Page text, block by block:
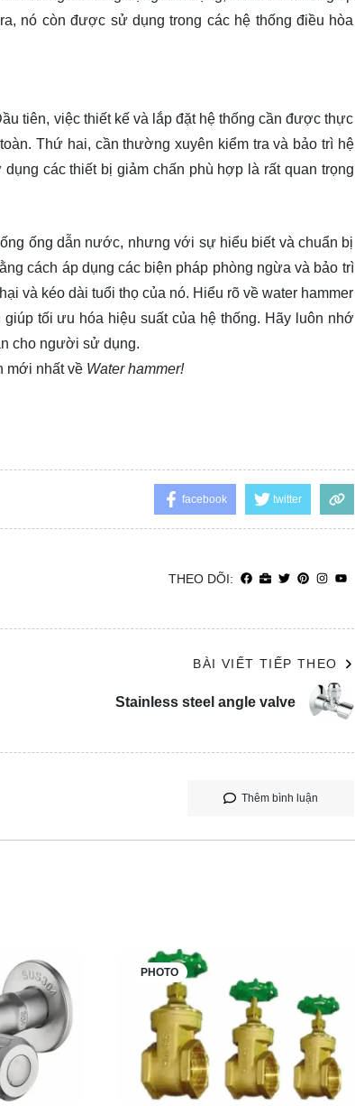
nó còn được sử dụng trong các hệ thống điều hòa
tiên, việc thiết kế và lắp đặt hệ thống cần được thực
Thứ hai, cần thường xuyên kiểm tra và bảo trì hệ
các thiết bị giảm chấn phù hợp là rất quan trọng
ống dẫn nước, nhưng với sự hiểu biết và chuẩn bị
cách áp dụng các biện pháp phòng ngừa và bảo trì
và kéo dài tuổi thọ của nó. Hiểu rõ về water hammer
tối ưu hóa hiệu suất của hệ thống. Hãy luôn nhớ
cho người sử dụng.
mới nhất về Water hammer!
facebook twitter
THEO DÕI:
BÀI VIẾT TIẾP THEO
Stainless steel angle valve
Thêm bình luận
PHOTO